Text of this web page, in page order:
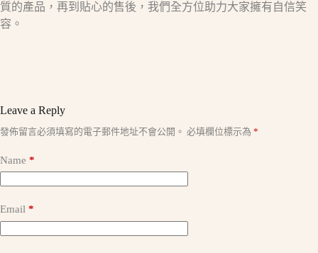
質的產品，再到貼心的售後，我們全方位助力大家擁有自信笑
容。
Leave a Reply
發佈留言必須填寫的電子郵件地址不會公開。 必填欄位標示為 *
Name *
Email *
A
t
a
t